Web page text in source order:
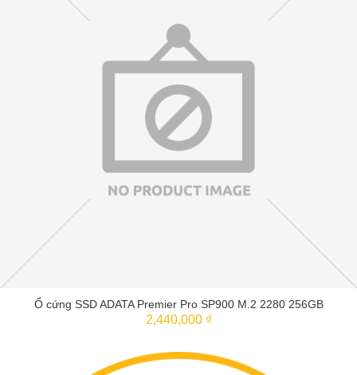
Ổ cứng SSD ADATA Premier Pro SP900 M.2 2280 256GB
2,440,000 ₫